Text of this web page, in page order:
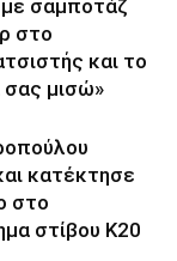
με σαμποτάζ
στο
και το
σας μισώ»
κατέκτησε
στο
στίβου Κ20